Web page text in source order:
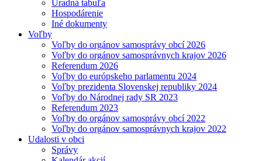
Úradná tabuľa
Hospodárenie
Iné dokumenty
Voľby
Voľby do orgánov samosprávy obcí 2026
Voľby do orgánov samosprávnych krajov 2026
Referendum 2026
Voľby do európskeho parlamentu 2024
Voľby prezidenta Slovenskej republiky 2024
Voľby do Národnej rady SR 2023
Referendum 2023
Voľby do orgánov samosprávy obcí 2022
Voľby do orgánov samosprávnych krajov 2022
Udalosti v obci
Správy